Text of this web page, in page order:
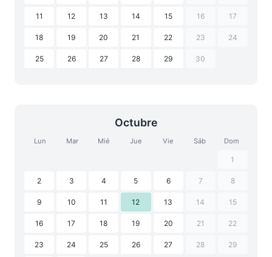
11 12 13 14 15 16 17
18 19 20 21 22 23 24
25 26 27 28 29 30
Octubre
Lun Mar Mié Jue Vie Sáb Dom
1
2 3 4 5 6 7 8
9 10 11 12 13 14 15
16 17 18 19 20 21 22
23 24 25 26 27 28 29